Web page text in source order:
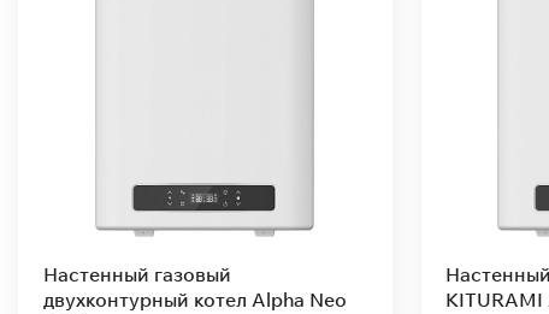
Настенный газовый котел
KITURAMI Alpha Plus 10
KITURAMI